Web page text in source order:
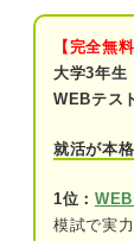
【完全無料
大学3年生
WEBテス
就活が本
1位：
模試で実